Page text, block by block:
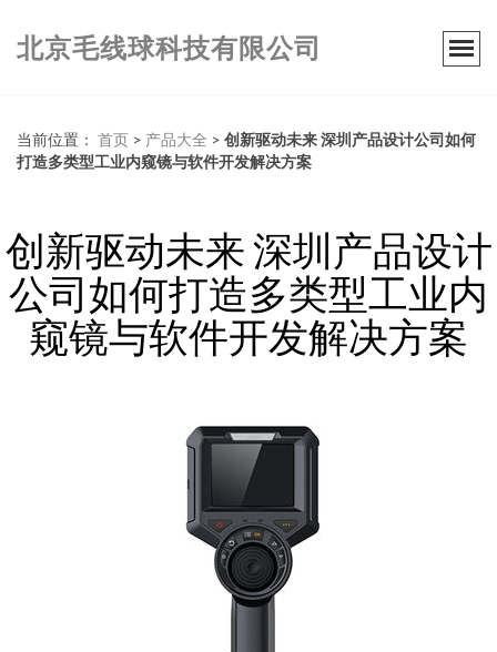
北京毛线球科技有限公司
当前位置： 首页 > 产品大全 > 创新驱动未来 深圳产品设计公司如何
打造多类型工业内窥镜与软件开发解决方案
创新驱动未来 深圳产品设计
公司如何打造多类型工业内
窥镜与软件开发解决方案